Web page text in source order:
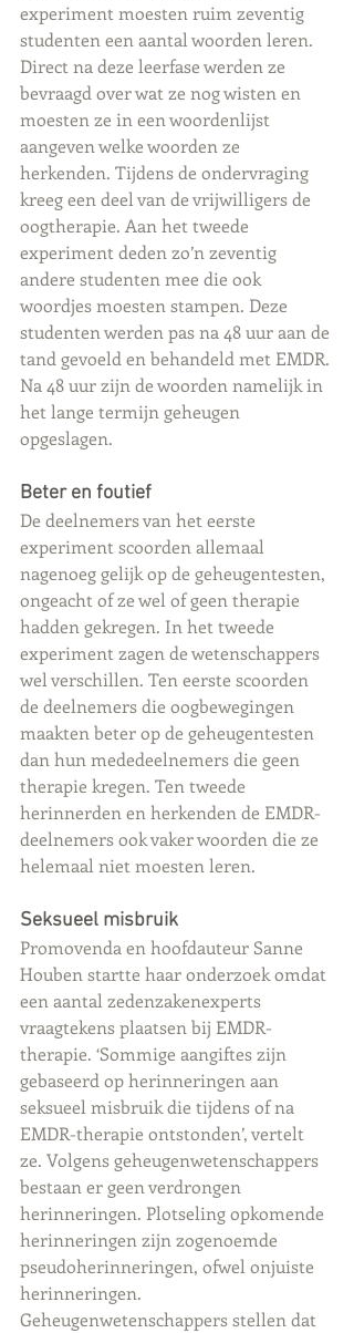
experiment moesten ruim zeventig
studenten een aantal woorden leren.
Direct na deze leerfase werden ze
bevraagd over wat ze nog wisten en
moesten ze in een woordenlijst
aangeven welke woorden ze
herkenden. Tijdens de ondervraging
kreeg een deel van de vrijwilligers de
oogtherapie. Aan het tweede
experiment deden zo’n zeventig
andere studenten mee die ook
woordjes moesten stampen. Deze
studenten werden pas na 48 uur aan de
tand gevoeld en behandeld met EMDR.
Na 48 uur zijn de woorden namelijk in
het lange termijn geheugen
opgeslagen.
Beter en foutief
De deelnemers van het eerste
experiment scoorden allemaal
nagenoeg gelijk op de geheugentesten,
ongeacht of ze wel of geen therapie
hadden gekregen. In het tweede
experiment zagen de wetenschappers
wel verschillen. Ten eerste scoorden
de deelnemers die oogbewegingen
maakten beter op de geheugentesten
dan hun mededeelnemers die geen
therapie kregen. Ten tweede
herinnerden en herkenden de EMDR-
deelnemers ook vaker woorden die ze
helemaal niet moesten leren.
Seksueel misbruik
Promovenda en hoofdauteur Sanne
Houben startte haar onderzoek omdat
een aantal zedenzakenexperts
vraagtekens plaatsen bij EMDR-
therapie. ‘Sommige aangiftes zijn
gebaseerd op herinneringen aan
seksueel misbruik die tijdens of na
EMDR-therapie ontstonden’, vertelt
ze. Volgens geheugenwetenschappers
bestaan er geen verdrongen
herinneringen. Plotseling opkomende
herinneringen zijn zogenoemde
pseudoherinneringen, ofwel onjuiste
herinneringen.
Geheugenwetenschappers stellen dat